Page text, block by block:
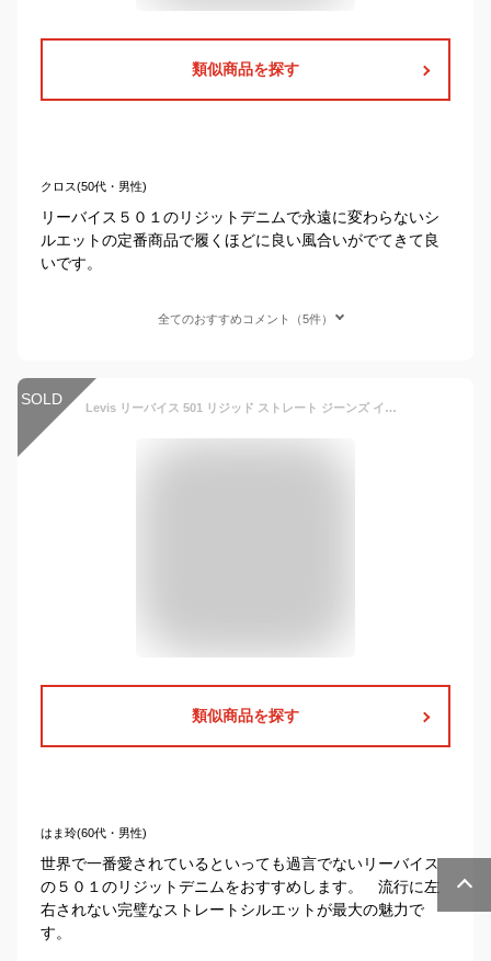
類似商品を探す
クロス(50代・男性)
リーバイス５０１のリジットデニムで永遠に変わらないシ
ルエットの定番商品で履くほどに良い風合いがでてきて良
いです。
全てのおすすめコメント（5件）
SOLD Levis リーバイス 501 リジッド ストレート ジーンズ インディゴ ボタンフライ 生デニム USAライン RIGID 未洗い[Shrink To Fit][501-0000]リーヴァイス Levi's [送料無料]大きいサイズ ブランド メンズ オリジナル [本国仕様 アメリカモデル]
類似商品を探す
はま玲(60代・男性)
世界で一番愛されているといっても過言でないリーバイス
の５０１のリジットデニムをおすすめします。 流行に左
右されない完璧なストレートシルエットが最大の魅力で
す。